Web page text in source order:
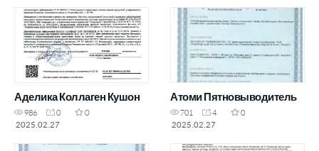
Аделика Коллаген Кушон
986 0
0
2025.02.27
Атоми Пятновыводитель
701 4
0
2025.02.27